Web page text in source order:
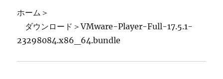
ホーム＞
ダウンロード＞VMware-Player-Full-17.5.1-
23298084.x86_64.bundle